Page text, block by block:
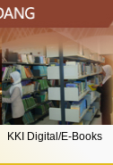
KKI Digital/E-Books